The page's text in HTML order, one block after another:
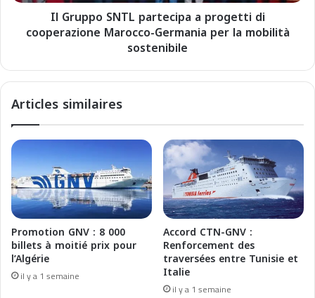
:
e
p
r
o
m
e
s
s
e
s
d
u
a
t
i
p
a
a
p
o
g
e
t
Il Gruppo SNTL partecipa a progetti di
cooperazione Marocco-Germania per la mobilità
sostenibile
Articles similaires
Promotion GNV : 8 000
billets à moitié prix pour
l’Algérie
il y a 1 semaine
Accord CTN-GNV :
Renforcement des
traversées entre Tunisie et
Italie
il y a 1 semaine